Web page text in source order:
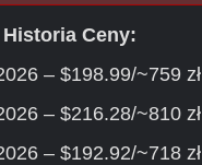
Historia Ceny:
– $198.99/~759 zł
– $216.28/~810 zł
– $192.92/~718 zł